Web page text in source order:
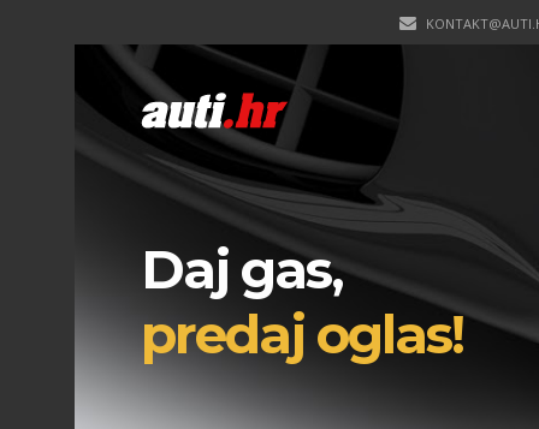
Daj gas,
predaj oglas!